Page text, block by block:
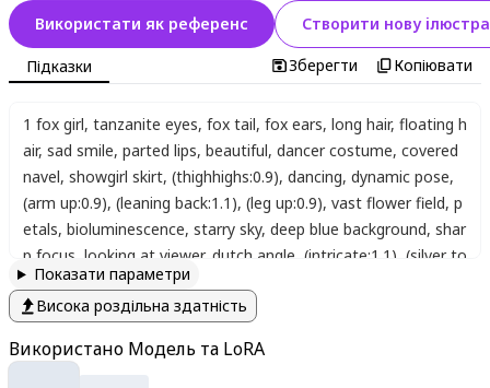
Використати як референс Створити нову
Підказки Зберегти Копіювати
1 fox girl, tanzanite eyes, fox tail, fox ears, long hair, floating h
air, sad smile, parted lips, beautiful, dancer costume, covered
navel, showgirl skirt, (thighhighs:0.9), dancing, dynamic pose,
(arm up:0.9), (leaning back:1.1), (leg up:0.9), vast flower field, p
etals, bioluminescence, starry sky, deep blue background, shar
p focus looking at viewer, dutch angle (intricate:1.1) (silver to
ne:1.1), (white tone:1.1)
h contrast, masterpiece, best quality
s, scenery,
Показати параметри
Висока роздільна здатність
Використано Модель та LoRA